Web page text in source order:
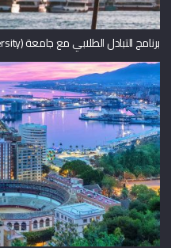
برنامج التبادل الطلابي مع جامعة (Middle East Technical University) في تركيا